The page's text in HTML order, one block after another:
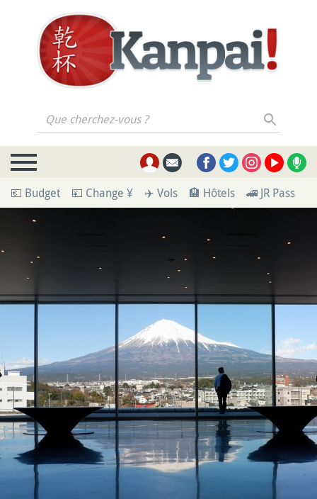
Que cherchez-vous ?
💶 Budget 💴 Change ¥ ✈️ Vols 🏨 Hôtels 🚄 JR Pass